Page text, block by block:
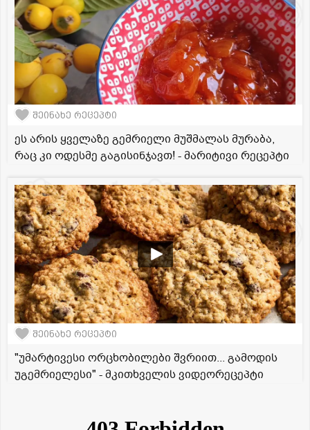
შეინახე რეცეპტი
ეს არის ყველაზე გემრიელი მუშმალას მურაბა,
რაც კი ოდესმე გაგისინჯავთ! - მარიტივი რეცეპტი
შეინახე რეცეპტი
"უმარტივესი ორცხობილები შვრიით... გამოდის
უგემრიელესი" - მკითხველის ვიდეორეცეპტი